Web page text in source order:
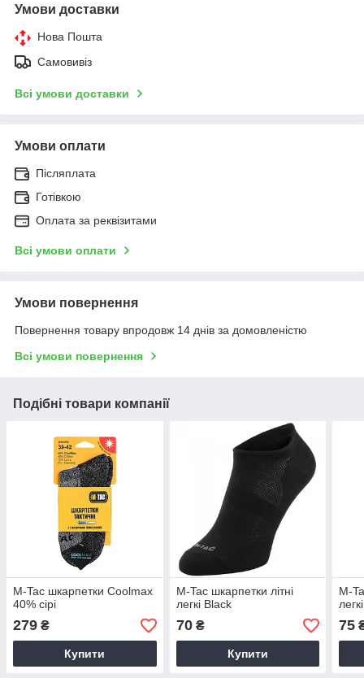
Умови доставки
Нова Пошта
Самовивіз
Всі умови доставки
Умови оплати
Післяплата
Готівкою
Оплата за реквізитами
Всі умови оплати
Умови повернення
Повернення товару впродовж 14 днів за домовленістю
Всі умови повернення
Подібні товари компанії
M-Tac шкарпетки Coolmax
40% сірі
279 ₴
Купити
M-Tac шкарпетки літні
легкі Black
70₴
Купити
M-
75